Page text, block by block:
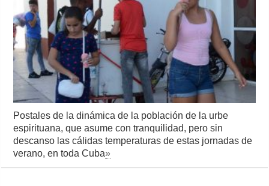
Postales de la dinámica de la población de la urbe
espirituana, que asume con tranquilidad, pero sin
descanso las cálidas temperaturas de estas jornadas de
verano, en toda Cuba»